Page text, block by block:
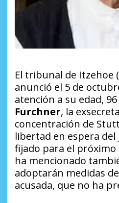
El tribunal de Itzehoe
anunció el 5 de
atención a su edad,
Furchner, la
concentración de
libertad en espera del
fijado para el próximo
ha mencionado
adoptarán medidas
acusada, que no ha